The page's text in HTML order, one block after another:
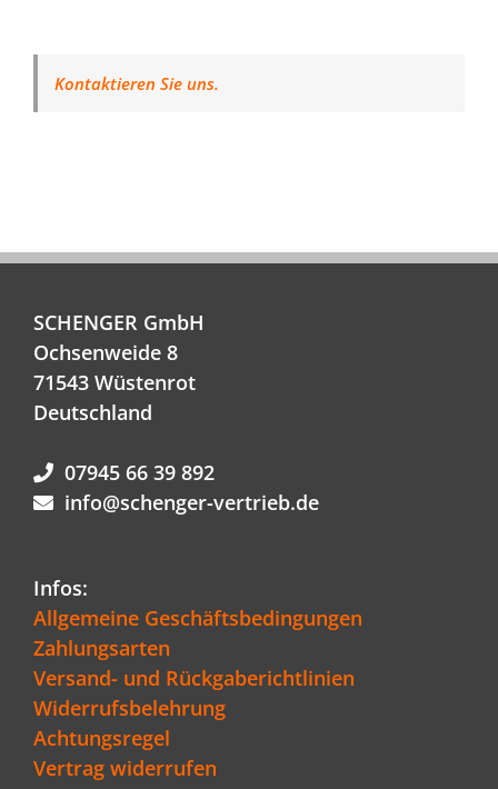
Kontaktieren Sie uns.
SCHENGER GmbH
Ochsenweide 8
71543 Wüstenrot
Deutschland
07945 66 39 892
info@schenger-vertrieb.de
Infos:
Allgemeine Geschäftsbedingungen
Zahlungsarten
Versand- und Rückgaberichtlinien
Widerrufsbelehrung
Achtungsregel
Vertrag widerrufen